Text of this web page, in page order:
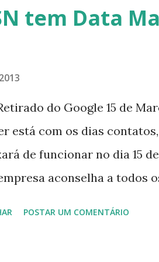
tem Data
do Google 15 de
está com os dias
de funcionar no dia 15
aconselha a todos
POSTAR UM COMENTÁRIO